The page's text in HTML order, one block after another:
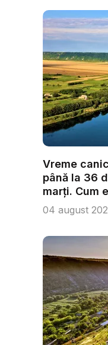
Vreme
până la 36
marți. Cum
urm...
04 august